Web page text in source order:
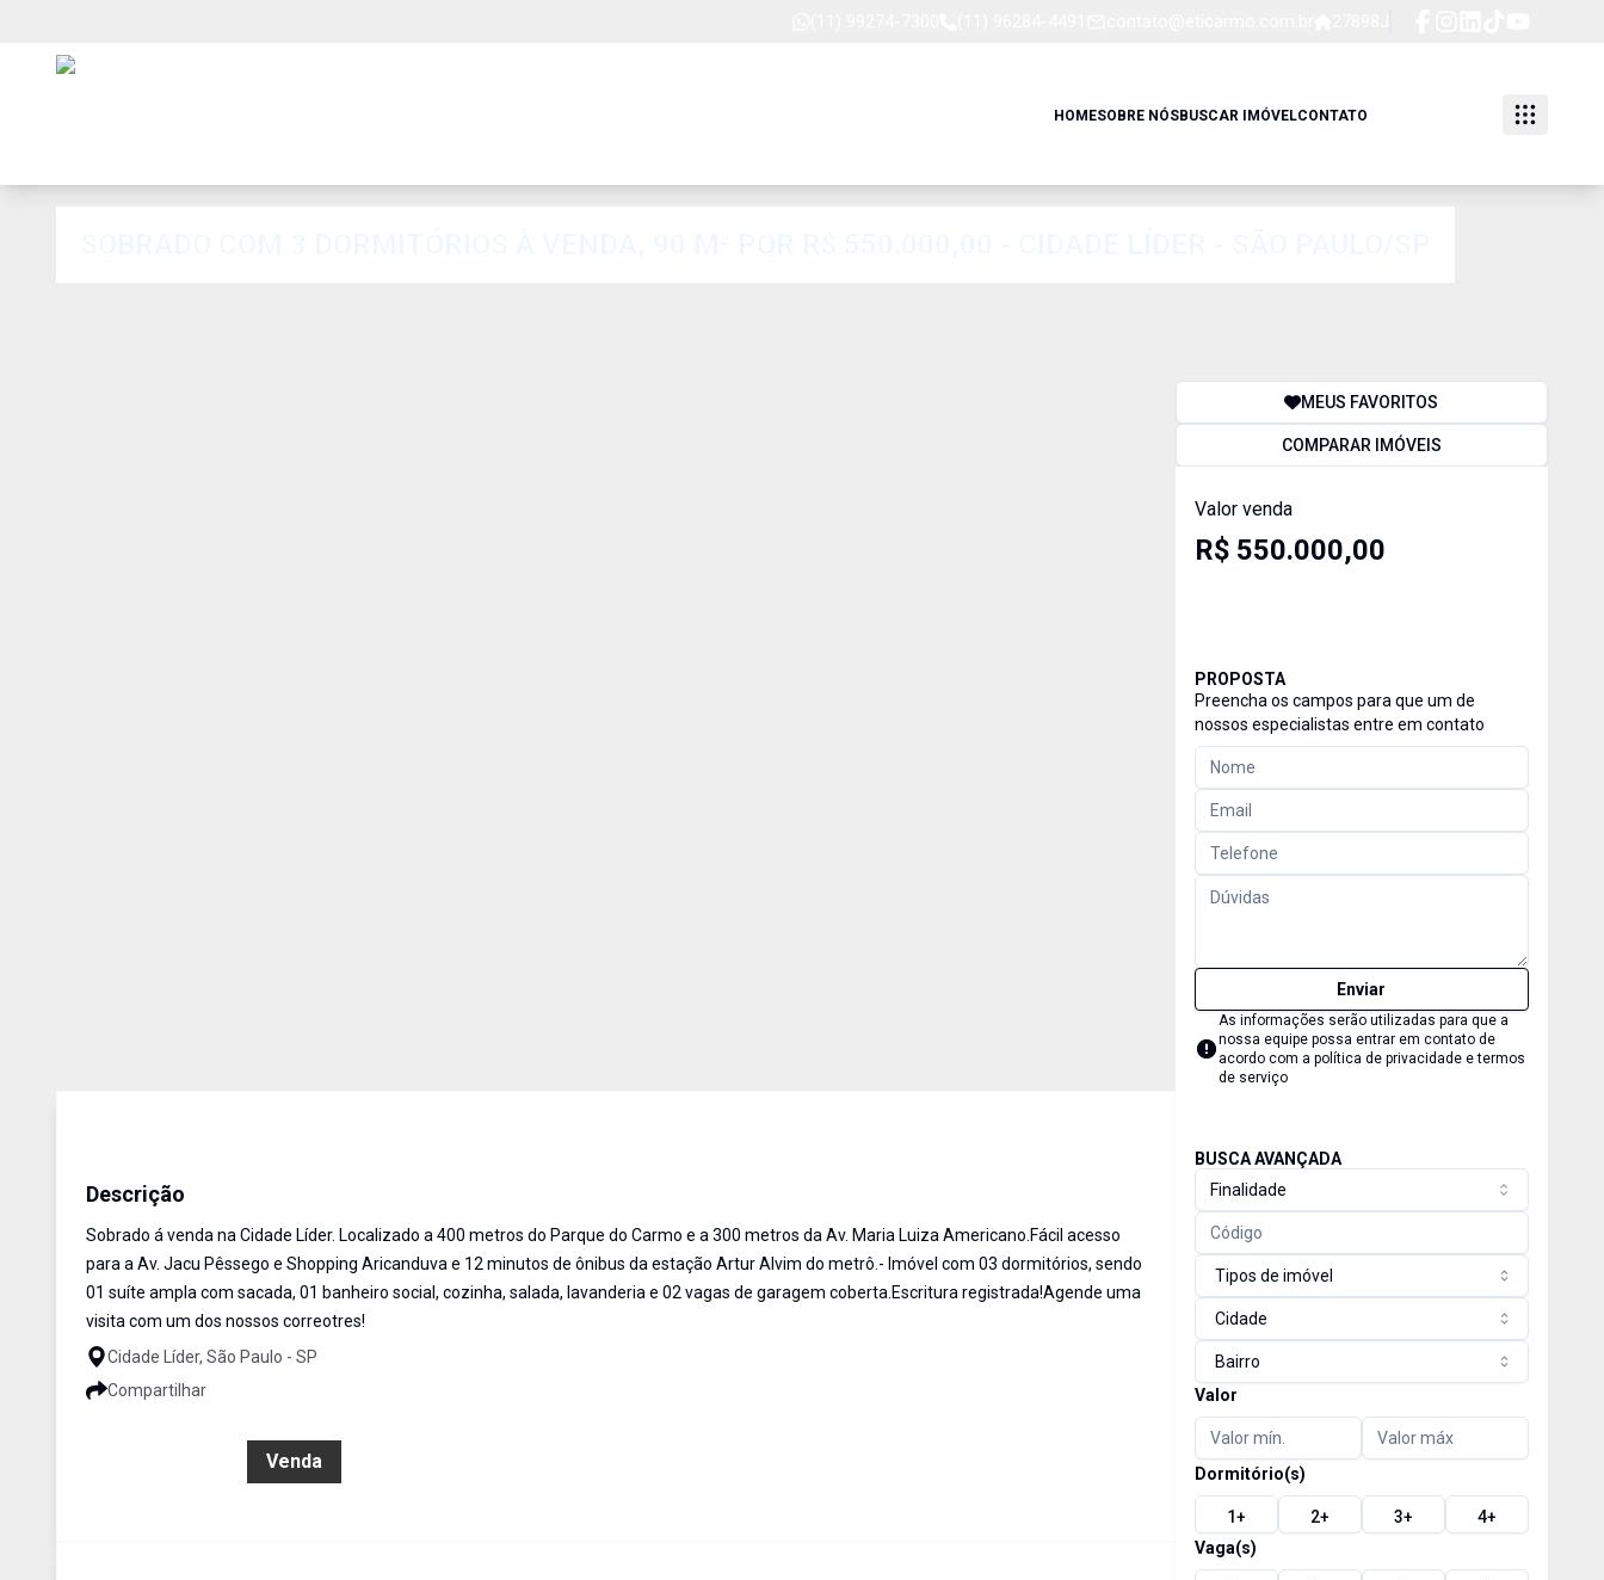
HOMESOBRE NÓSBUSCAR IMÓVELCONTATO
Descrição
Sobrado á venda na Cidade Líder. Localizado a 400 metros do Parque do Carmo e a 300 metros da Av. Maria Luiza Americano.Fácil acesso
para a Av. Jacu Pêssego e Shopping Aricanduva e 12 minutos de ônibus da estação Artur Alvim do metrô.- Imóvel com 03 dormitórios, sendo
01 suíte ampla com sacada, 01 banheiro social, cozinha, salada, lavanderia e 02 vagas de garagem coberta.Escritura registrada!Agende uma
visita com um dos nossos correotres!
Cidade Líder, São Paulo - SP
Compartilhar
Venda
MEUS FAVORITOS
COMPARAR IMÓVEIS
Valor venda
R$ 550.000,00
PROPOSTA
Preencha os campos para que um de
nossos especialistas entre em contato
Enviar
As informações serão utilizadas para que a
nossa equipe possa entrar em contato de
acordo com a política de privacidade e termos
de serviço
BUSCA AVANÇADA
Finalidade
Tipos de imóvel
Cidade
Bairro
Valor
Dormitório(s)
1+ 2+ 3+ 4+
Vaga(s)